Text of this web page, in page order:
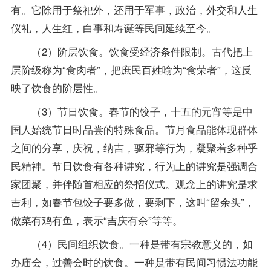
有。它除用于祭祀外，还用于军事，政治，外交和人生
仪礼，人生红，白事和寿诞等民间延续至今。
（2）阶层饮食。饮食受经济条件限制。古代把上
层阶级称为“食肉者”，把庶民百姓喻为“食荣者”，这反
映了饮食的阶层性。
（3）节日饮食。春节的饺子，十五的元宵等是中
国人始统节日时品尝的特殊食品。节月食品能体现群体
之间的分享，庆祝，纳吉，驱邪等行为，凝聚着多种乎
民精神。节日饮食有各种讲究，行为上的讲究是强调合
家团聚，并伴随首相应的祭招仪式。观念上的讲究是求
吉利，如春节包饺子要多做，要剩下，这叫“留余头”，
做菜有鸡有鱼，表示“吉庆有余”等等。
（4）民间组织饮食。一种是带有宗教意义的，如
办庙会，过善会时的饮食。一种是带有民间习惯法功能